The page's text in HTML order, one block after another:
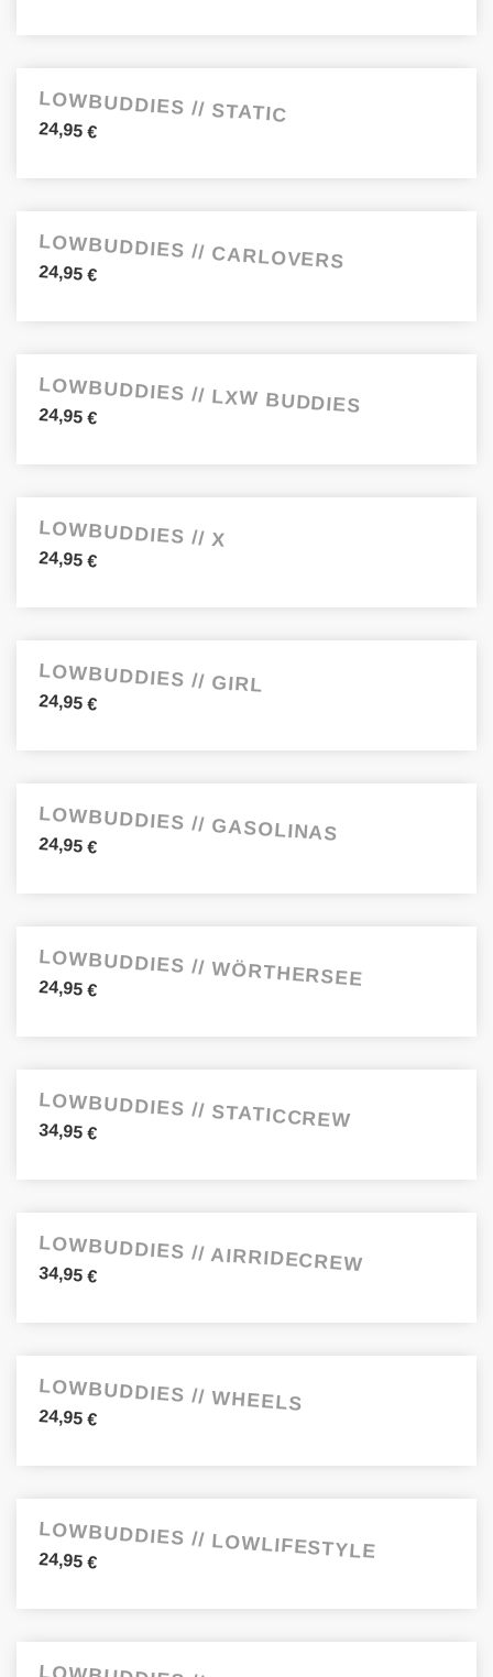
LOWBUDDIES // STATIC
24,95€
LOWBUDDIES // CARLOVERS
24,95€
LOWBUDDIES // LXW BUDDIES
24,95€
LOWBUDDIES // X
24,95€
LOWBUDDIES // GIRL
24,95€
LOWBUDDIES // GASOLINAS
24,95€
LOWBUDDIES // WÖRTHERSEE
24,95€
LOWBUDDIES // STATICCREW
34,95€
LOWBUDDIES // AIRRIDECREW
34,95€
LOWBUDDIES // WHEELS
24,95€
LOWBUDDIES // LOWLIFESTYLE
24,95€